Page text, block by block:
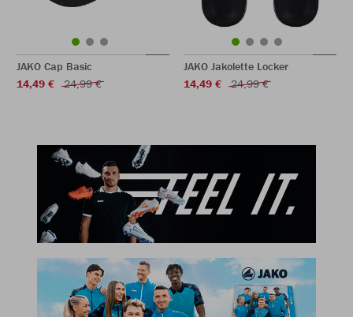
JAKO Cap Basic
14,49 €
24,99 €
JAKO Jakolette Locker
14,49 €
24,99 €